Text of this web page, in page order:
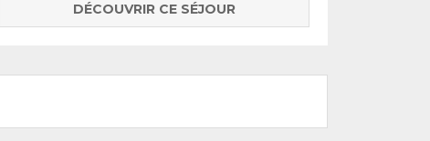
DÉCOUVRIR CE SÉJOUR